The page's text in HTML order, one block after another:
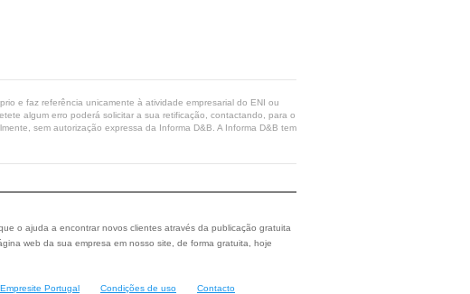
e faz referência unicamente à atividade empresarial do ENI ou
algum erro poderá solicitar a sua retificação, contactando, para o
sem autorização expressa da Informa D&B. A Informa D&B tem
o ajuda a encontrar novos clientes através da publicação gratuita
web da sua empresa em nosso site, de forma gratuita, hoje
Portugal Condições de uso Contacto